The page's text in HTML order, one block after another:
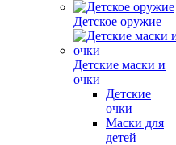
Детское оружие
Детские маски и
очки
Детские
очки
Маски для
детей